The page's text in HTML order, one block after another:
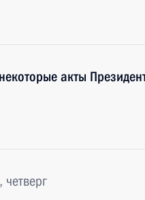
акты